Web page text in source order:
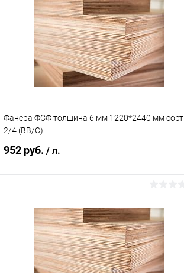
Купить в 1 клик К сравнению
В избранное Под заказ
Фанера ФСФ толщина 6 мм 1220*2440 мм сорт
2/4 (ВВ/C)
952 руб. / л.
Купить в 1 клик К сравнению
В избранное В наличии